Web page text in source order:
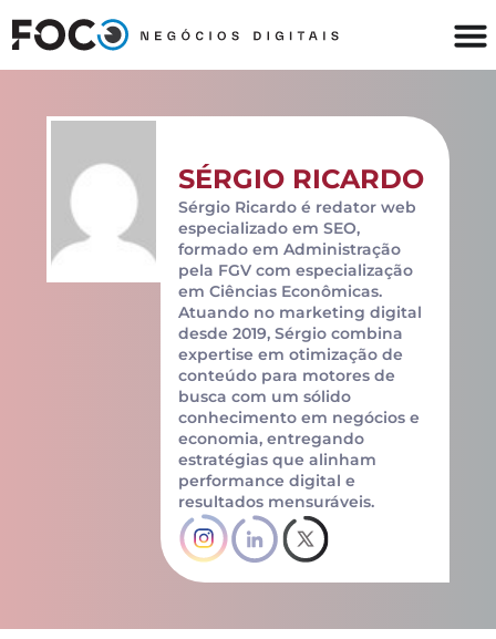
SÉRGIO RICARDO
Sérgio Ricardo é redator web
especializado em SEO,
formado em Administração
pela FGV com especialização
em Ciências Econômicas.
Atuando no marketing digital
desde 2019, Sérgio combina
expertise em otimização de
conteúdo para motores de
busca com um sólido
conhecimento em negócios e
economia, entregando
estratégias que alinham
performance digital e
resultados mensuráveis.